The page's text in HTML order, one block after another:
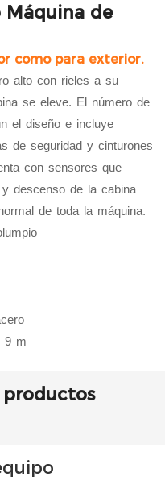
de
como para exterior.
alto con rieles a su
se eleve. El número de
el diseño e incluye
de seguridad y cinturones
con sensores que
descenso de la cabina
de toda la máquina.
9 m